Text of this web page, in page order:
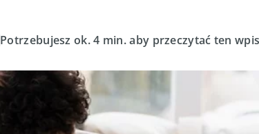
Potrzebujesz ok. 4 min. aby przeczytać ten wpis